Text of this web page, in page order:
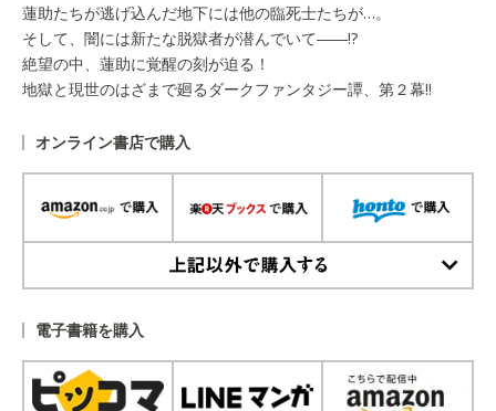
蓮助たちが逃げ込んだ地下には他の臨死士たちが…。
そして、闇には新たな脱獄者が潜んでいて――!?
絶望の中、蓮助に覚醒の刻が迫る！
地獄と現世のはざまで廻るダークファンタジー譚、第２幕!!
オンライン書店で購入
電子書籍を購入